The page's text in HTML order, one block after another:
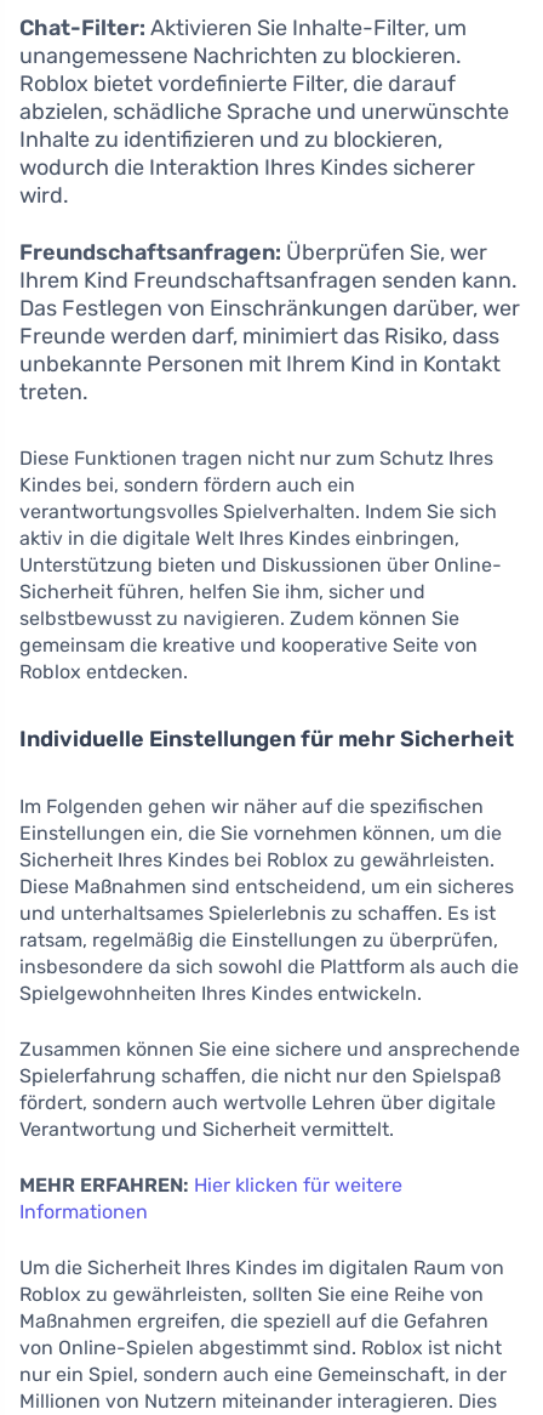
Chat-Filter: Aktivieren Sie Inhalte-Filter, um
unangemessene Nachrichten zu blockieren.
Roblox bietet vordefinierte Filter, die darauf
abzielen, schädliche Sprache und unerwünschte
Inhalte zu identifizieren und zu blockieren,
wodurch die Interaktion Ihres Kindes sicherer
wird.
Freundschaftsanfragen: Überprüfen Sie, wer
Ihrem Kind Freundschaftsanfragen senden kann.
Das Festlegen von Einschränkungen darüber, wer
Freunde werden darf, minimiert das Risiko, dass
unbekannte Personen mit Ihrem Kind in Kontakt
treten.
Diese Funktionen tragen nicht nur zum Schutz Ihres
Kindes bei, sondern fördern auch ein
verantwortungsvolles Spielverhalten. Indem Sie sich
aktiv in die digitale Welt Ihres Kindes einbringen,
Unterstützung bieten und Diskussionen über Online-
Sicherheit führen, helfen Sie ihm, sicher und
selbstbewusst zu navigieren. Zudem können Sie
gemeinsam die kreative und kooperative Seite von
Roblox entdecken.
Individuelle Einstellungen für mehr Sicherheit
Im Folgenden gehen wir näher auf die spezifischen
Einstellungen ein, die Sie vornehmen können, um die
Sicherheit Ihres Kindes bei Roblox zu gewährleisten.
Diese Maßnahmen sind entscheidend, um ein sicheres
und unterhaltsames Spielerlebnis zu schaffen. Es ist
ratsam, regelmäßig die Einstellungen zu überprüfen,
insbesondere da sich sowohl die Plattform als auch die
Spielgewohnheiten Ihres Kindes entwickeln.
Zusammen können Sie eine sichere und ansprechende
Spielerfahrung schaffen, die nicht nur den Spielspaß
fördert, sondern auch wertvolle Lehren über digitale
Verantwortung und Sicherheit vermittelt.
MEHR ERFAHREN: Hier klicken für weitere
Informationen
Um die Sicherheit Ihres Kindes im digitalen Raum von
Roblox zu gewährleisten, sollten Sie eine Reihe von
Maßnahmen ergreifen, die speziell auf die Gefahren
von Online-Spielen abgestimmt sind. Roblox ist nicht
nur ein Spiel, sondern auch eine Gemeinschaft, in der
Millionen von Nutzern miteinander interagieren. Dies